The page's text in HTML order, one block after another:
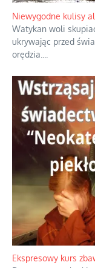
Duchowa apteczka
Instrukcja obsługi
Niewygodne kulisy
Watykan woli
ukrywając przed
orędzia....